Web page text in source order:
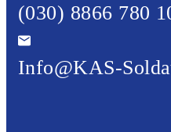
(030) 8866 780
Info@KAS-